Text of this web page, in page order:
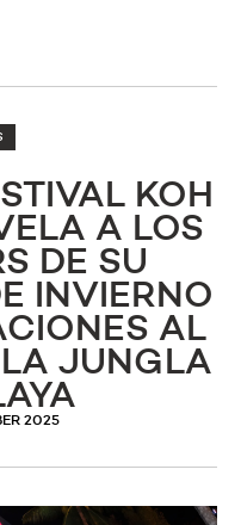
KOH
A LOS
DE SU
INVIERNO
AL
JUNGLA
2025